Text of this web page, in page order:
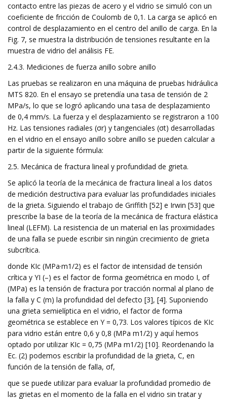
contacto entre las piezas de acero y el vidrio se simuló con un
coeficiente de fricción de Coulomb de 0,1. La carga se aplicó en
control de desplazamiento en el centro del anillo de carga. En la
Fig. 7, se muestra la distribución de tensiones resultante en la
muestra de vidrio del análisis FE.
2.4.3. Mediciones de fuerza anillo sobre anillo
Las pruebas se realizaron en una máquina de pruebas hidráulica
MTS 820. En el ensayo se pretendía una tasa de tensión de 2
MPa/s, lo que se logró aplicando una tasa de desplazamiento
de 0,4 mm/s. La fuerza y ​​el desplazamiento se registraron a 100
Hz. Las tensiones radiales (σr) y tangenciales (σt) desarrolladas
en el vidrio en el ensayo anillo sobre anillo se pueden calcular a
partir de la siguiente fórmula:
2.5. Mecánica de fractura lineal y profundidad de grieta.
Se aplicó la teoría de la mecánica de fractura lineal a los datos
de medición destructiva para evaluar las profundidades iniciales
de la grieta. Siguiendo el trabajo de Griffith [52] e Irwin [53] que
prescribe la base de la teoría de la mecánica de fractura elástica
lineal (LEFM). La resistencia de un material en las proximidades
de una falla se puede escribir sin ningún crecimiento de grieta
subcrítica.
donde KIc (MPa·m1/2) es el factor de intensidad de tensión
crítica y YI (–) es el factor de forma geométrica en modo I, σf
(MPa) es la tensión de fractura por tracción normal al plano de
la falla y C (m) la profundidad del defecto [3], [4]. Suponiendo
una grieta semielíptica en el vidrio, el factor de forma
geométrica se establece en Y = 0,73. Los valores típicos de KIc
para vidrio están entre 0,6 y 0,8 (MPa m1/2) y aquí hemos
optado por utilizar KIc = 0,75 (MPa m1/2) [10]. Reordenando la
Ec. (2) podemos escribir la profundidad de la grieta, C, en
función de la tensión de falla, σf,
que se puede utilizar para evaluar la profundidad promedio de
las grietas en el momento de la falla en el vidrio sin tratar y